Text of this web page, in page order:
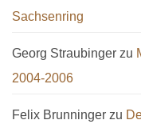
Sachsenring
Georg Straubinger zu
2004-2006
Felix Brunninger zu